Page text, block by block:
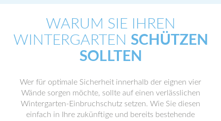
WARUM SIE IHREN
WINTERGARTEN SCHÜTZEN
SOLLTEN
Wer für optimale Sicherheit innerhalb der eignen vier
Wände sorgen möchte, sollte auf einen verlässlichen
Wintergarten-Einbruchschutz setzen. Wie Sie diesen
einfach in Ihre zukünftige und bereits bestehende